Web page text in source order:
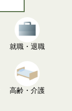
就職・退職
高齢・介護